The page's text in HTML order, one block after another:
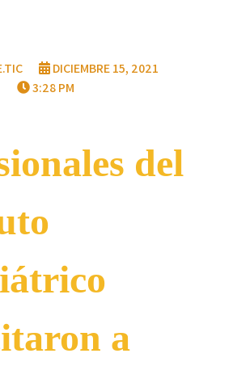
DICIEMBRE 15, 2021
3:28 PM
del
a